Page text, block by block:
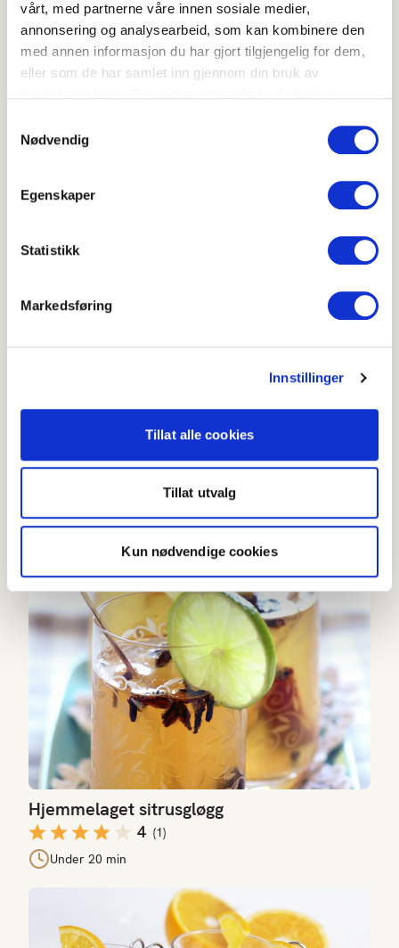
vårt, med partnerne våre innen sosiale medier,
annonsering og analysearbeid, som kan kombinere den
med annen informasjon du har gjort tilgjengelig for dem,
eller som de har samlet inn gjennom din bruk av
Nødvendig
Egenskaper
Statistikk
Markedsføring
Innstillinger
Tillat alle cookies
Tillat utvalg
Kun nødvendige cookies
Skriv ut
Del på Facebook
40-60 min
Eplegløgg
Hjemmelaget sitrusgløgg
4 (1)
Under 20 min